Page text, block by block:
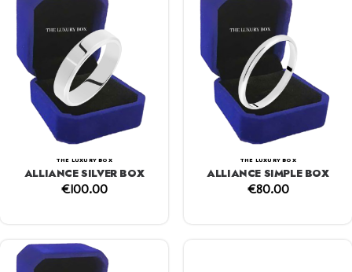
THE LUXURY BOX
ALLIANCE SILVER BOX
€100.00
THE LUXURY BOX
ALLIANCE SIMPLE BOX
€80.00